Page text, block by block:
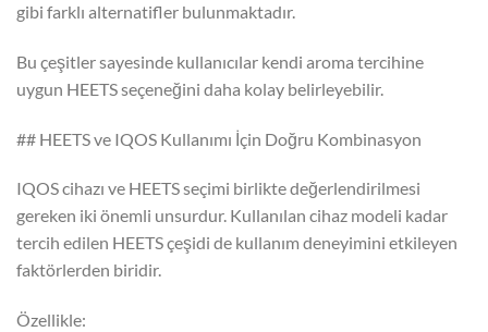
gibi farklı alternatifler bulunmaktadır.
Bu çeşitler sayesinde kullanıcılar kendi aroma tercihine
uygun HEETS seçeneğini daha kolay belirleyebilir.
## HEETS ve IQOS Kullanımı İçin Doğru Kombinasyon
IQOS cihazı ve HEETS seçimi birlikte değerlendirilmesi
gereken iki önemli unsurdur. Kullanılan cihaz modeli kadar
tercih edilen HEETS çeşidi de kullanım deneyimini etkileyen
faktörlerden biridir.
Özellikle: